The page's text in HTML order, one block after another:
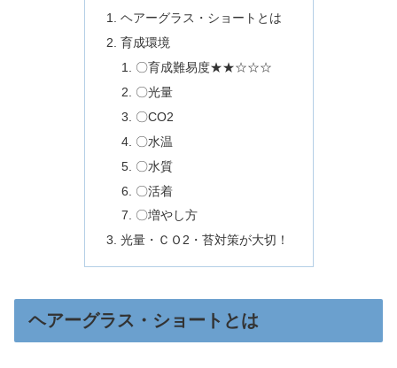
ヘアーグラス・ショートとは
育成環境
〇育成難易度★★☆☆☆
〇光量
〇CO2
〇水温
〇水質
〇活着
〇増やし方
光量・ＣＯ2・苔対策が大切！
ヘアーグラス・ショートとは